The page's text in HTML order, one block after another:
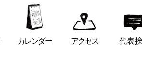
カレンダー アクセス 代表